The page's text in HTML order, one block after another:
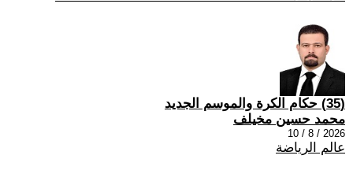
(35) حكام الكرة والموسم الجديد
محمد حسين مخيلف
2026 / 8 / 10
عالم الرياضة